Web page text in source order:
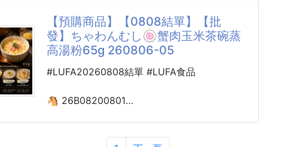
長年使用也不易鬆散變形，邊緣包邊精緻圓
潤，外觀簡約有質感
✅絲滑柔順無
哥哥老公老爸後來都只穿這件出門了，
他的好穿讓人一試成主顧❄️❄️
🌟日本纖維技術
🌟超彈力不易鬆垮
🌟超級輕盈無重感
🌟絲絲冰涼消暑氣
🌟速乾抗菌又親膚
現在世足賽正夯！身為球迷的你當然不能錯過
😎
⚽️讓足球融入生活趣味又可愛讓生活變得更有
儀式感😍
🌟採用柔軟的珊瑚絨材質細緻柔軟的質料觸感
摸起來軟軟的很舒服！讓每一次擦手都更有儀
【預購商品】【0808結單】【批
發】ちゃわんむし🍥蟹肉玉米茶碗蒸
高湯粉65g 260806-05
#LUFA20260808結單 #LUFA食品
🐴 26B08200801